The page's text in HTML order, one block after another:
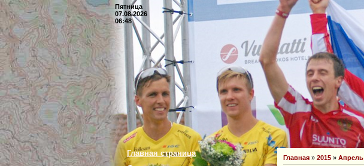
Пятница
07.08.2026
06:48
Главная страница
Главная » 2015 » Апрель